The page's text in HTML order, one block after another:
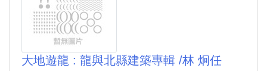
大地遊龍 : 龍與北縣建築專輯 /林 炯任